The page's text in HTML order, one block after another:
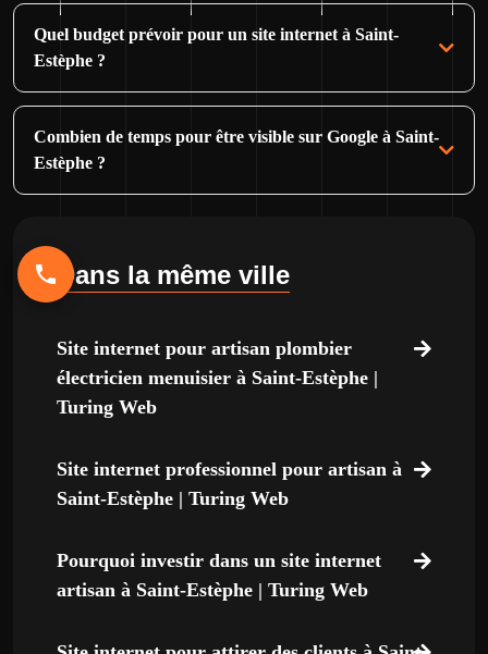
Quel budget prévoir pour un site internet à Saint-
Estèphe ?
Combien de temps pour être visible sur Google à Saint-
Estèphe ?
Dans la même ville
Site internet pour artisan plombier
électricien menuisier à Saint-Estèphe |
Turing Web
Site internet professionnel pour artisan à
Saint-Estèphe | Turing Web
Pourquoi investir dans un site internet
artisan à Saint-Estèphe | Turing Web